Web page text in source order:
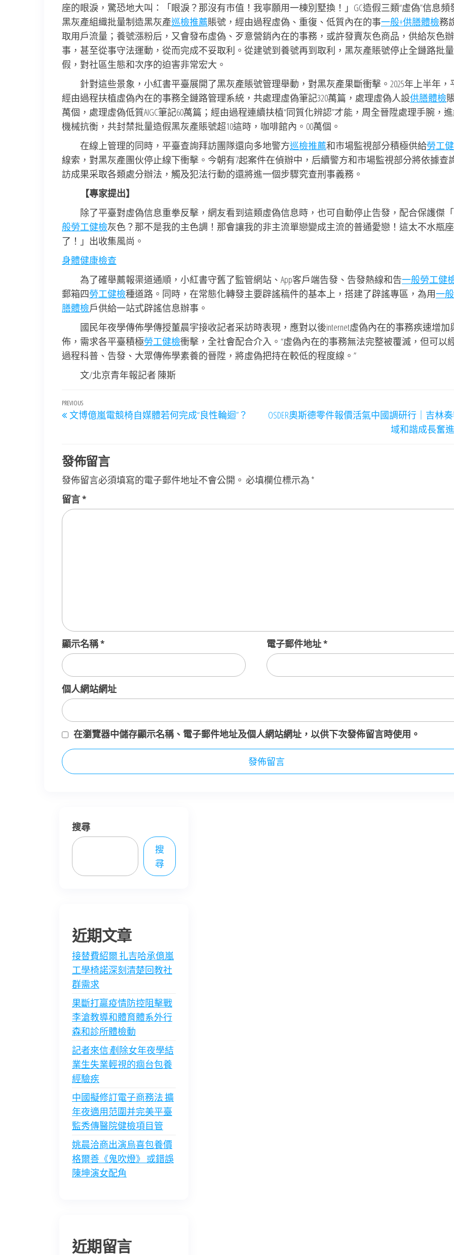
座的眼淚，驚恐地大叫：「眼淚？那沒有市值！我寧願用一棟別墅換！」GC造假三類“虛偽”信息頻
黑灰產組織批量制造黑灰產巡檢推薦賬號，經由過程虛偽、重復、低質內在的事一般+供膳體檢務
取用戶流量；養號漲粉后，又會發布虛偽、歹意營銷內在的事務，或許發賣灰色商品，供給灰色辦
事，甚至從事守法運動，從而完成不妥取利。從建號到養號再到取利，黑灰產賬號停止全鏈路批
假，對社區生態和次序的迫害非常宏大。
針對這些景象，小紅書平臺展開了黑灰產賬號管理舉動，對黑灰產果斷衝擊。2025年上半年，
經由過程扶植虛偽內在的事務全鏈路管理系統，共處理虛偽筆記320萬篇，處理虛偽人設供膳體檢
萬個，處理虛偽低質AIGC筆記60萬篇；經由過程連續扶植“同質化辨認”才能，周全晉陞處理手腕，
機械抗衡，共封禁批量造假黑灰產賬號超10這時，咖啡館內。00萬個。
在線上管理的同時，平臺查詢拜訪團隊還向多地警方巡檢推薦和市場監視部分積極供給勞工
線索，對黑灰產團伙停止線下衝擊。今朝有7起案件在偵辦中，后續警方和市場監視部分將依據查
訪成果采取各類處分辦法，觸及犯法行動的還將進一個步驟究查刑事義務。
【專家提出】
除了平臺對虛偽信息重拳反擊，網友看到這類虛偽信息時，也可自動停止告發，配合保護傑「
般勞工健檢灰色？那不是我的主色調！那會讓我的非主流單戀變成主流的普通愛戀！這太不水瓶座
了！」出收集風尚。
身體健康檢查
為了確舉薦報渠道通順，小紅書守舊了監管網站、App客戶端告發、告發熱線和告一般勞工健
郵箱四勞工健檢種道路。同時，在常態化轉發主要辟謠稿件的基本上，搭建了辟謠專區，為用一
膳體檢戶供給一站式辟謠信息辦事。
國民年夜學傳佈學傳授董晨宇接收記者采訪時表現，應對以後internet虛偽內在的事務疾速增加
佈，需求各平臺積極勞工健檢衝擊，全社會配合介入。“虛偽內在的事務無法完整被覆滅，但可以
過程科普、告發、大眾傳佈學素養的晉陞，將虛偽把持在較低的程度線。”
文/北京青年報記者 陳斯
文
章
覽
Previous
Post
PREVIOUS
文博億嵐電競椅自媒體若何完成“良性輪迴”？
OSDER奧斯德零件報價活氣中國調研行｜吉林
域和諧成長奮
發佈留言
發佈留言必須填寫的電子郵件地址不會公開。 必填欄位標示為 *
留言*
顯示名稱* 電子郵件地址*
個人網站網址
在瀏覽器中儲存顯示名稱、電子郵件地址及個人網站網址，以供下次發佈留言時使用。
搜尋
搜
尋
近期文章
接替費紹爾 扎吉哈承億嵐
工學椅諾深刻清楚回教社
群需求
果斷打贏疫情防控阻擊戰
李滄教導和體育體系外行
森和診所體檢動
記者來信:剷除女年夜學結
業生失業輕視的痼台包養
經驗疾
中國擬修訂電子商務法 擴
年夜適用范圍并完美平臺
監秀傳醫院健檢項目管
姚晨洽商出演烏喜包養價
格爾善《鬼吹燈》 或錯誤
陳坤演女配角
近期留言